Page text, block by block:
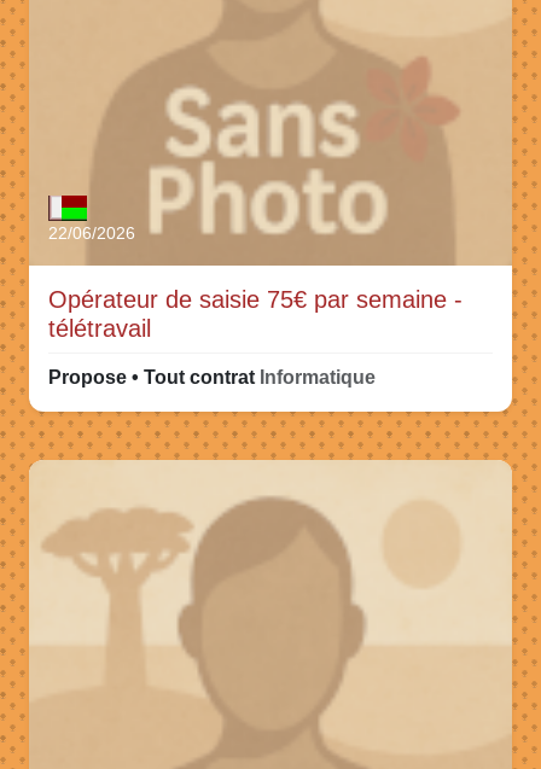
22/06/2026
Opérateur de saisie 75€ par semaine -
télétravail
Propose • Tout contrat Informatique